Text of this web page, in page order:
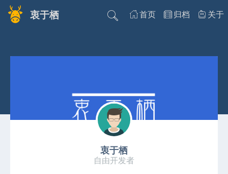
衷于栖 首页 归档 关于
衷于栖
自由开发者